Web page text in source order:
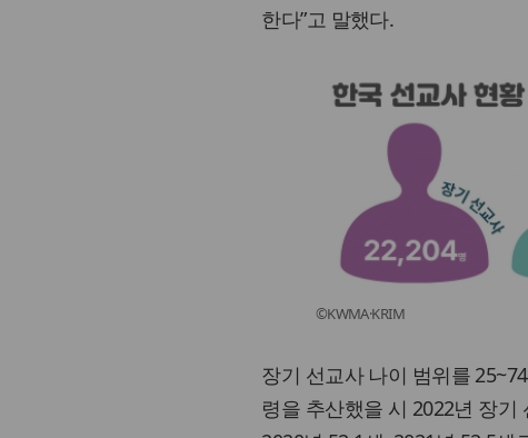
한다”고 말했다.
©KWMA·KRIM
장기 선교사 나이 범위를
령을 추산했을 시 2022년 장